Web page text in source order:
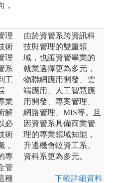
，
理
術
理
系
工
業
解
必
術
，
專
管
種
由於資管系跨資訊科
技與管理的雙重領
域，也讓資管畢業的
就業選擇更為多元，
物聯網應用開發、雲
端應用、人工智慧應
用開發、專案管理、
網路管理、MIS等。且
因資管系具備商業管
理的專業領域知能，
升遷機會較資工系、
資科系更為多元。
下載詳細資料